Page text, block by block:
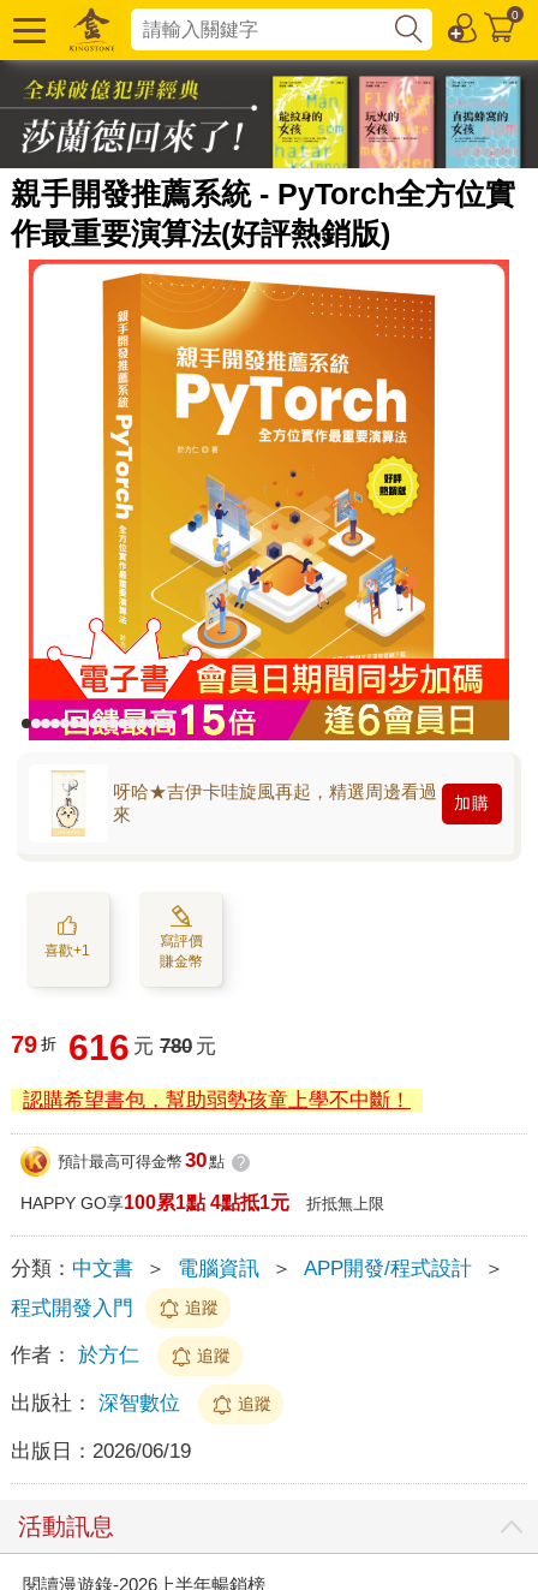
0
親手開發推薦系統 - PyTorch全方位實
作最重要演算法(好評熱銷版)
呀哈★吉伊卡哇旋風再起，精選周邊看過
來
加購
喜歡+1
寫評價
賺金幣
79 折 616 元 780 元
認購希望書包，幫助弱勢孩童上學不中斷！
預計最高可得金幣 30點 ?
HAPPY GO享100累1點 4點抵1元 折抵無上限
分類： 中文書 ＞ 電腦資訊 ＞ APP開發/程式設計
＞
程式開發入門
追蹤
作者： 於方仁 追蹤
出版社： 深智數位 追蹤
出版日： 2026/06/19
活動訊息
閱讀漫遊錄-2026上半年暢銷榜